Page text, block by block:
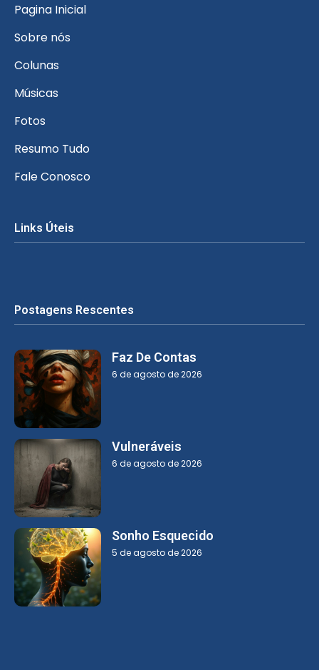
Pagina Inicial
Sobre nós
Colunas
Músicas
Fotos
Resumo Tudo
Fale Conosco
Links Úteis
Postagens Rescentes
Faz De Contas
6 de agosto de 2026
Vulneráveis
6 de agosto de 2026
Sonho Esquecido
5 de agosto de 2026